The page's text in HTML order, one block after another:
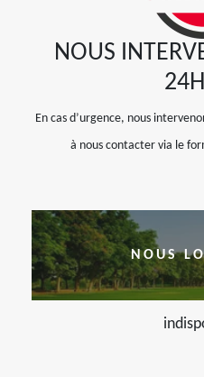
NOUS
En cas d’urgence, nous
à nous contacter via le
NOUS